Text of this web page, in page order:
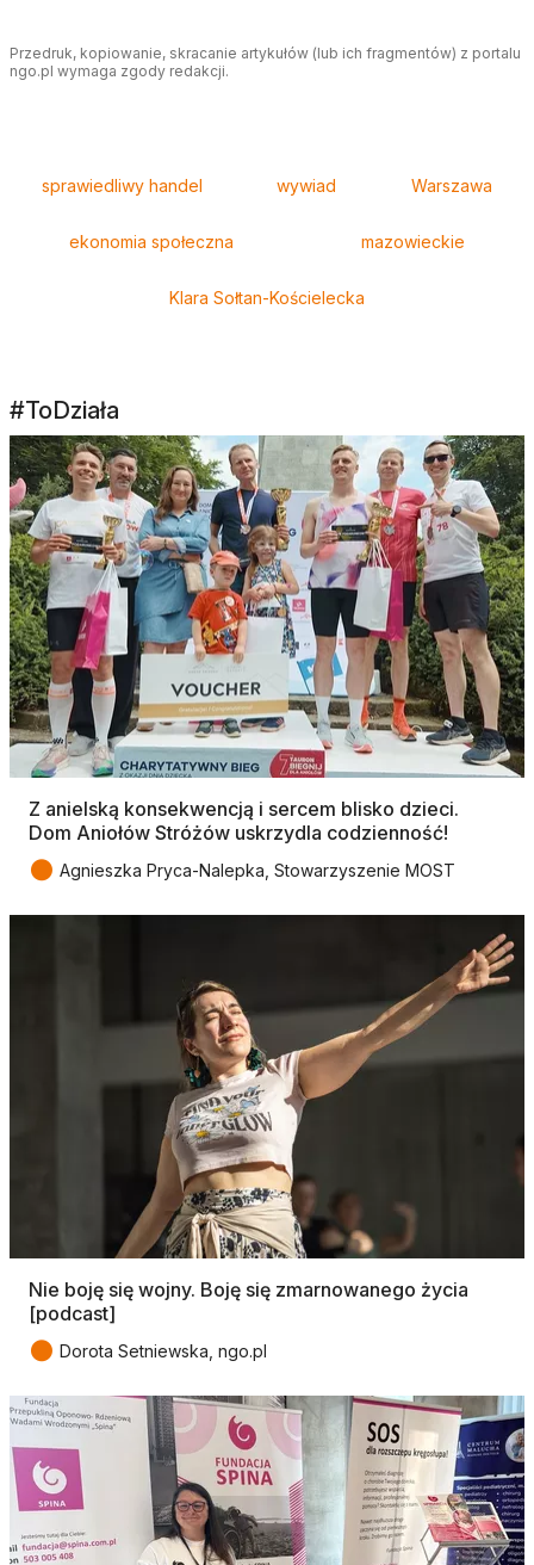
Przedruk, kopiowanie, skracanie artykułów (lub ich fragmentów) z portalu
ngo.pl wymaga zgody redakcji.
sprawiedliwy handel wywiad Warszawa
ekonomia społeczna mazowieckie
Klara Sołtan-Kościelecka
#ToDziała
Z anielską konsekwencją i sercem blisko dzieci.
Dom Aniołów Stróżów uskrzydla codzienność!
● Agnieszka Pryca-Nalepka, Stowarzyszenie MOST
Nie boję się wojny. Boję się zmarnowanego życia
[podcast]
● Dorota Setniewska, ngo.pl